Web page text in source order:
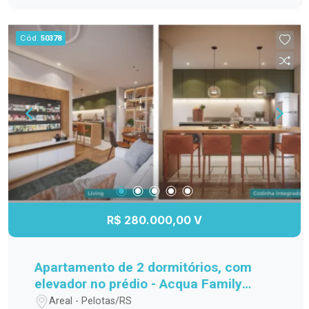
Cód. 50378
R$ 280.000,00 V
Apartamento de 2 dormitórios, com
elevador no prédio - Acqua Family
Club.
Areal - Pelotas/RS